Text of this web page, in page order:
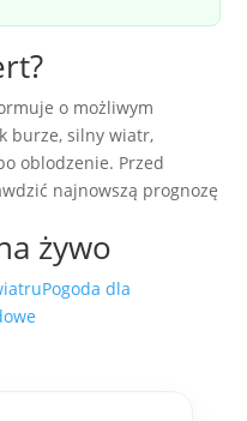
o możliwym
burze, silny wiatr,
oblodzenie. Przed
najnowszą prognozę
żywo
Pogoda dla